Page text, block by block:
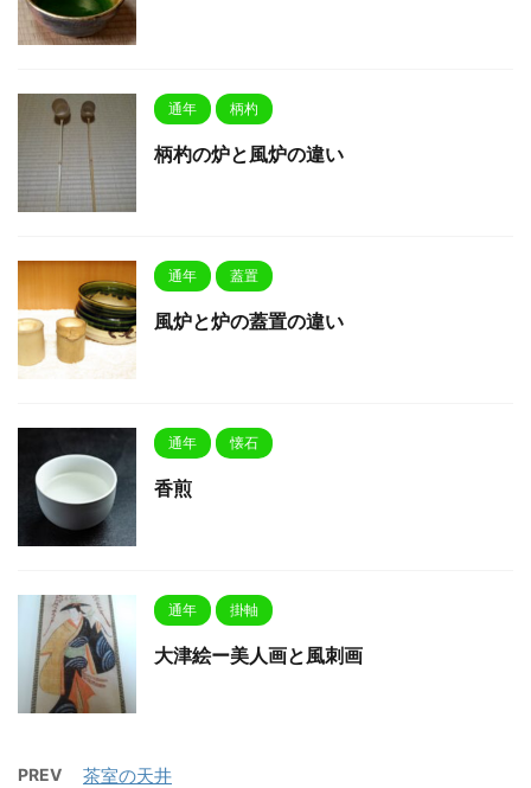
通年 柄杓
柄杓の炉と風炉の違い
通年 蓋置
風炉と炉の蓋置の違い
通年 懐石
香煎
通年 掛軸
大津絵ー美人画と風刺画
PREV 茶室の天井